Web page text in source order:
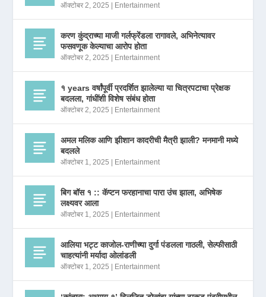
ऑक्टोबर 2, 2025 | Entertainment
करण कुंद्राच्या माजी गर्लफ्रेंडला रागावले, अभिनेत्यावर
फसवणूक केल्याचा आरोप होता
ऑक्टोबर 2, 2025 | Entertainment
१ years वर्षांपूर्वी प्रदर्शित झालेल्या या चित्रपटाचा प्रेक्षक
बदलला, गांधींशी विशेष संबंध होता
ऑक्टोबर 2, 2025 | Entertainment
अमल मलिक आणि झीशान कादरीची मैत्री झाली? मनमानी मध्ये
बदलले
ऑक्टोबर 1, 2025 | Entertainment
बिग बॉस १ :: कॅप्टन फरहानाचा पारा उंच झाला, अभिषेक
लक्ष्यवर आला
ऑक्टोबर 1, 2025 | Entertainment
आलिया भट्ट काजोल-राणीच्या दुर्गा पंडलला गाठली, सेल्फीसाठी
चाहत्यांनी मर्यादा ओलांडली
ऑक्टोबर 1, 2025 | Entertainment